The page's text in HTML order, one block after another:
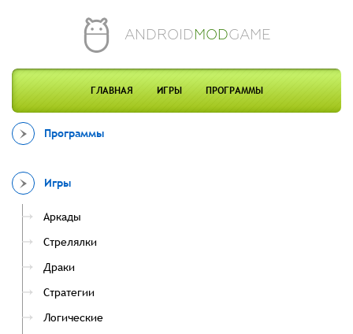
ANDROIDMODGAME
ГЛАВНАЯ ИГРЫ ПРОГРАММЫ
Программы
Игры
Аркады
Стрелялки
Драки
Стратегии
Логические